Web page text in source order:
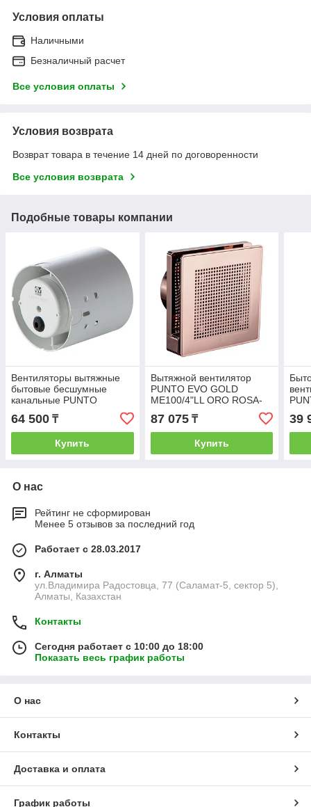
Условия оплаты
Наличными
Безналичный расчет
Все условия оплаты
Условия возврата
Возврат товара в течение 14 дней по договоренности
Все условия возврата
Подобные товары компании
Вентиляторы вытяжные
бытовые бесшумные
канальные PUNTO
GHOST MG150/6 LL
64 500 ₸
Купить
Вытяжной вентилятор
PUNTO EVO GOLD
ME100/4"LL ORO ROSA-
PINK( РОЗОВОЕ ЗОЛОТО)
87 075₸
Купить
39
О нас
Рейтинг не сформирован
Менее 5 отзывов за последний год
Работает с 28.03.2017
г. Алматы
ул.Владимира Радостовца, 77 (Саламат-5, сектор 5),
Алматы, Казахстан
Контакты
Сегодня работает с 10:00 до 18:00
Показать весь график работы
О нас
Контакты
Доставка и оплата
График работы